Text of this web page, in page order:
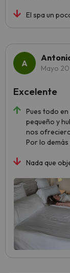
El spa un
Mayo
Pues todo
pequeño y
nos
Por lo
Nada que
Excelente